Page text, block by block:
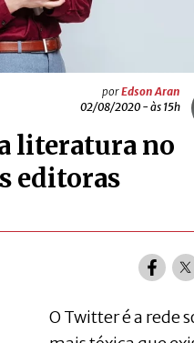
porEdson Aran
02/08/2020 - às 15h
literatura no
editoras
O Twitter é a rede